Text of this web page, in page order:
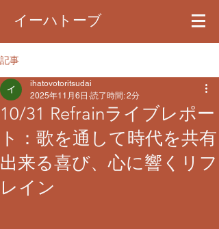
イーハトーブ
記事
​10/31 Refrainライブレポー
ト：歌を通して時代を共有
出来る喜び、心に響くリフ
レイン
ihatovotoritsudai
2025年11月6日 読了時間: 2分